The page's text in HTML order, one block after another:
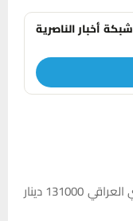
شبكة أخبار الناصرية
سعر البيع الرسمي المقر من البنك المركزي العراقي 131000 دينار